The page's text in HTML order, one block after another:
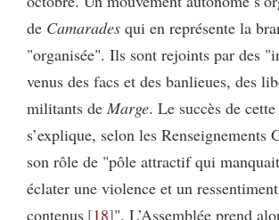
de Camarades qui en représente la
"organisée". Ils sont rejoints par des
venus des facs et des banlieues, des
militants de Marge. Le succès de
s’explique, selon les Renseignements
son rôle de "pôle attractif qui
éclater une violence et un
contenus 18 ". L’Assemblée prend